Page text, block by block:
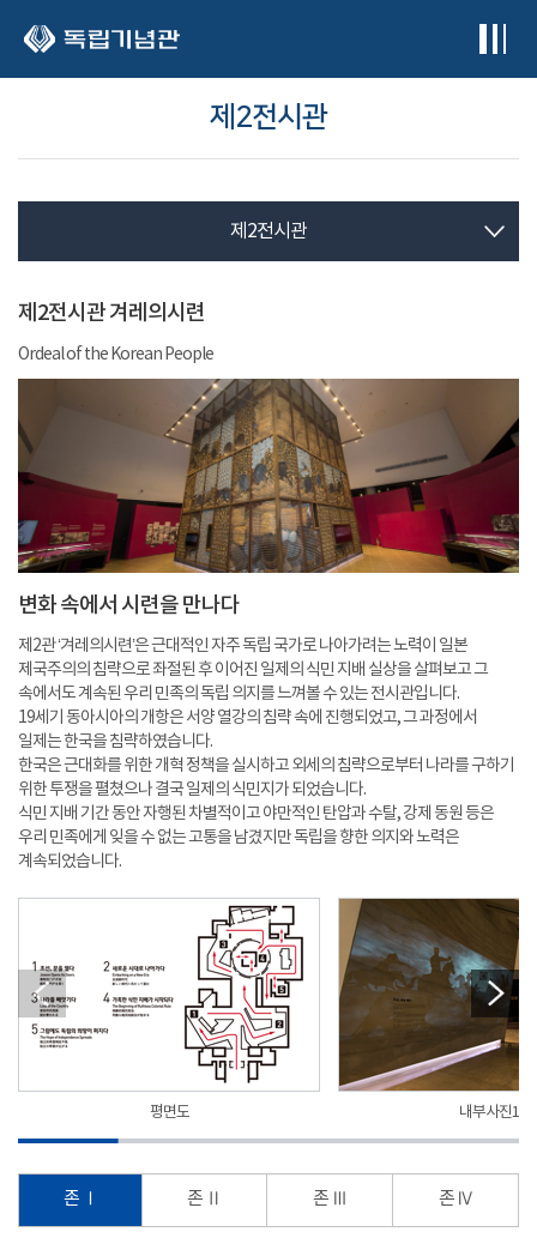
제2전시관
제2전시관
제2전시관 겨레의시련
Ordeal of the Korean People
변화 속에서 시련을 만나다
제2관 ‘겨레의시련’은 근대적인 자주 독립 국가로 나아가려는 노력이 일본
제국주의의 침략으로 좌절된 후 이어진 일제의 식민 지배 실상을 살펴보고 그
속에서도 계속된 우리 민족의 독립 의지를 느껴볼 수 있는 전시관입니다.
19세기 동아시아의 개항은 서양 열강의 침략 속에 진행되었고, 그 과정에서
일제는 한국을 침략하였습니다.
한국은 근대화를 위한 개혁 정책을 실시하고 외세의 침략으로부터 나라를 구하기
위한 투쟁을 펼쳤으나 결국 일제의 식민지가 되었습니다.
식민 지배 기간 동안 자행된 차별적이고 야만적인 탄압과 수탈, 강제 동원 등은
우리 민족에게 잊을 수 없는 고통을 남겼지만 독립을 향한 의지와 노력은
계속되었습니다.
평면도 내부사진1
존 Ⅰ 존 Ⅱ 존 Ⅲ 존 Ⅳ